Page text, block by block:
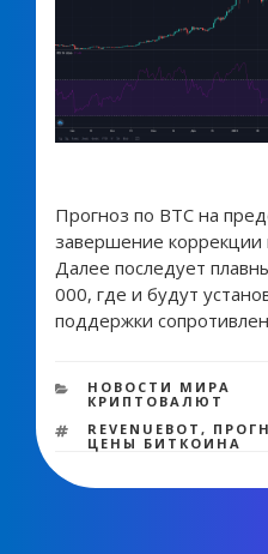
Прогноз по BTC на
завершение коррекции
Далее последует
000, где и будут
поддержки
РУБРИКИ
НОВОСТИ МИРА
КРИПТОВАЛЮТ
МЕТКИ
REVENUEBOT,
ЦЕНЫ БИТКОИНА